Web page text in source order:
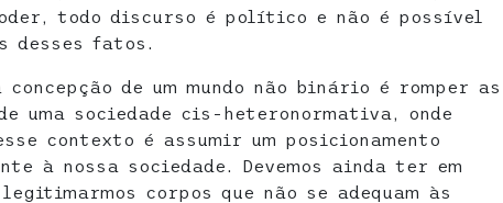
todo discurso é político e não é possível
desses fatos.
concepção de um mundo não binário é romper as
uma sociedade cis-heteronormativa, onde
contexto é assumir um posicionamento
à nossa sociedade. Devemos ainda ter em
corpos que não se adequam às